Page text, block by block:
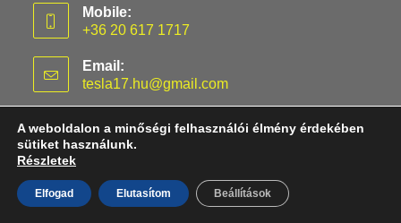
Mobile:
+36 20 617 1717
Email:
tesla17.hu@gmail.com
S
TESLA-KIEGÉSZÍTŐK // SZERVIZÜNK:
A weboldalon a minőségi felhasználói élmény érdekében
sütiket használunk.
Részletek
Elfogad Elutasítom Beállítások